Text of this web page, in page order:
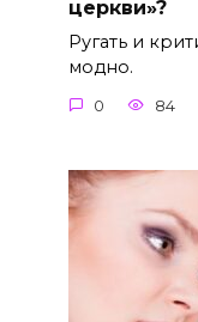
церкви»?
Ругать и
модно.
0 84